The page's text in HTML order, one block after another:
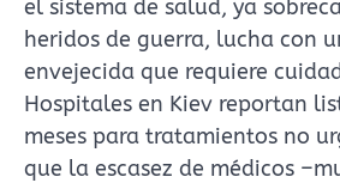
el sistema de salud, ya
heridos de guerra, lucha con
envejecida que requiere
Hospitales en Kiev reportan
meses para tratamientos no
que la escasez de médicos